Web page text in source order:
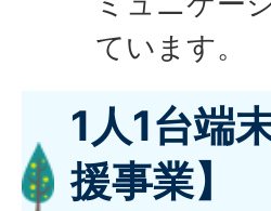
ています。
1人1台端
援事業】